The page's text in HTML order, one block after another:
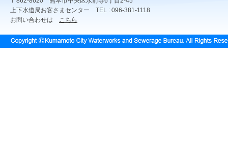
上下水道局お客さまセンター TEL : 096-381-1118
お問い合わせは こちら